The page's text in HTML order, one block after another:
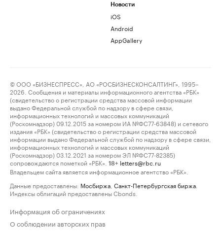
Новости
iOS
Android
AppGallery
© ООО «БИЗНЕСПРЕСС», АО «РОСБИЗНЕСКОНСАЛТИНГ», 1995–
2026. Сообщения и материалы информационного агентства «РБК»
(свидетельство о регистрации средства массовой информации
выдано Федеральной службой по надзору в сфере связи,
информационных технологий и массовых коммуникаций
(Роскомнадзор) 09.12.2015 за номером ИА №ФС77-63848) и сетевого
издания «РБК» (свидетельство о регистрации средства массовой
информации выдано Федеральной службой по надзору в сфере связи,
информационных технологий и массовых коммуникаций
(Роскомнадзор) 03.12.2021 за номером ЭЛ №ФС77-82385)
сопровождаются пометкой «РБК».
18+ letters@rbc.ru
Владельцем сайта является информационное агентство «РБК».
Данные предоставлены: Мосбиржа Санкт-Петербургская биржа
Индексы облигаций предоставлены Cbonds.
Информация об ограничениях
О соблюдении авторских прав